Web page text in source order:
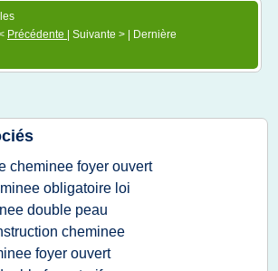
Précédente
| Suivante > | Dernière
cheminee foyer ouvert
obligatoire loi
double peau
cheminee
foyer ouvert